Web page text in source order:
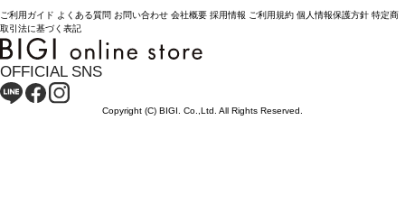
ご利用ガイド よくある質問 お問い合わせ 会社概要 採用情報 ご利用規約 個人情報保護方針 特定商
取引法に基づく表記
OFFICIAL SNS
Copyright (C) BIGI. Co.,Ltd. All Rights Reserved.